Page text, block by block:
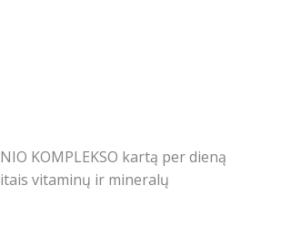
KOMPLEKSO kartą per dieną
vitaminų ir mineralų